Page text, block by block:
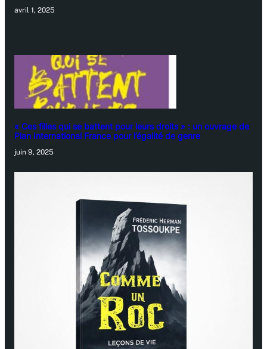
avril 1, 2025
« Ces filles qui se battent pour leurs droits » : un ouvrage de
Plan International France pour l’égalité de genre
juin 9, 2025